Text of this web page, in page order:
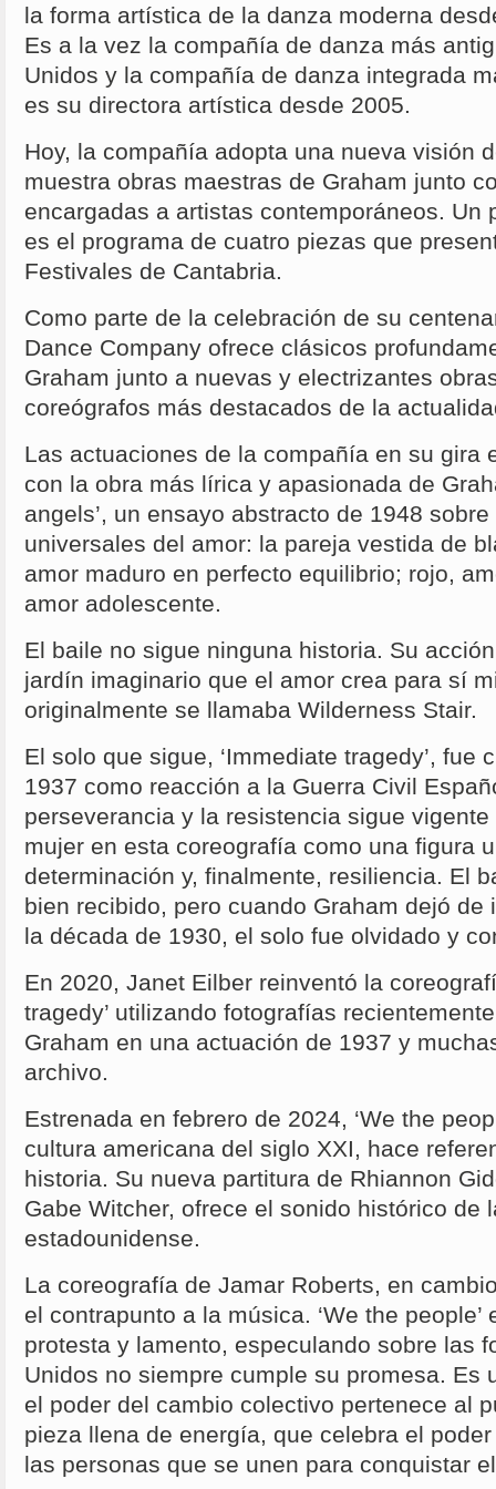
la forma artística de la danza moderna
Es a la vez la compañía de danza más
Unidos y la compañía de danza integrada
es su directora artística desde 2005.
Hoy, la compañía adopta una nueva visión
muestra obras maestras de Graham junto
encargadas a artistas contemporáneos. Un
es el programa de cuatro piezas que
Festivales de Cantabria.
Como parte de la celebración de su
Dance Company ofrece clásicos
Graham junto a nuevas y electrizantes
coreógrafos más destacados de la
Las actuaciones de la compañía en su gira
con la obra más lírica y apasionada de
angels’, un ensayo abstracto de 1948
universales del amor: la pareja vestida de
amor maduro en perfecto equilibrio; rojo,
amor adolescente.
El baile no sigue ninguna historia. Su
jardín imaginario que el amor crea para sí
originalmente se llamaba Wilderness Stair.
El solo que sigue, ‘Immediate tragedy’, fue
1937 como reacción a la Guerra Civil
perseverancia y la resistencia sigue
mujer en esta coreografía como una figura
determinación y, finalmente, resiliencia. El
bien recibido, pero cuando Graham dejó de
la década de 1930, el solo fue olvidado y
En 2020, Janet Eilber reinventó la
tragedy’ utilizando fotografías
Graham en una actuación de 1937 y
archivo.
Estrenada en febrero de 2024, ‘We the
cultura americana del siglo XXI, hace
historia. Su nueva partitura de Rhiannon
Gabe Witcher, ofrece el sonido histórico de
estadounidense.
La coreografía de Jamar Roberts, en
el contrapunto a la música. ‘We the
protesta y lamento, especulando sobre las
Unidos no siempre cumple su promesa. Es
el poder del cambio colectivo pertenece al
pieza llena de energía, que celebra el
las personas que se unen para conquistar